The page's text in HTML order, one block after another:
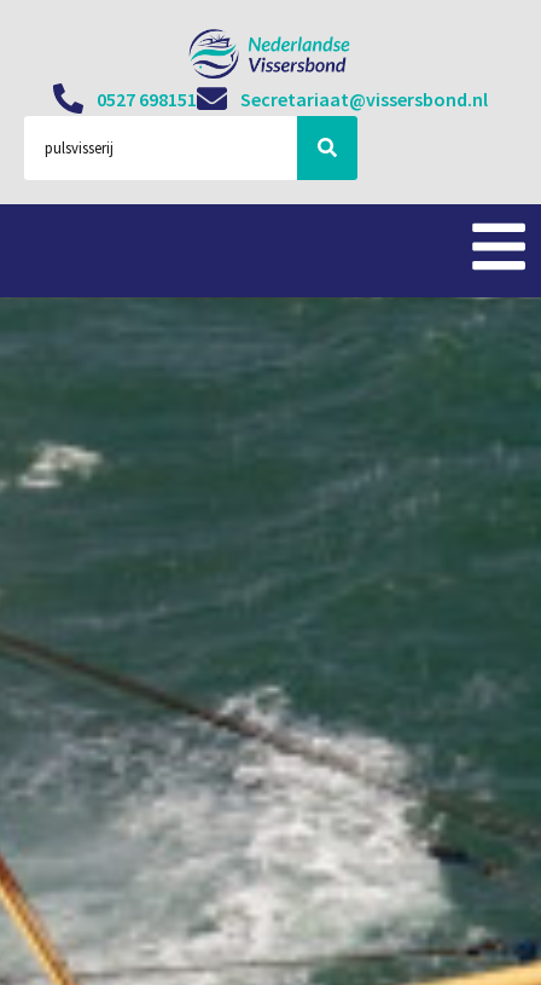
0527 698151 Secretariaat@vissersbond.nl